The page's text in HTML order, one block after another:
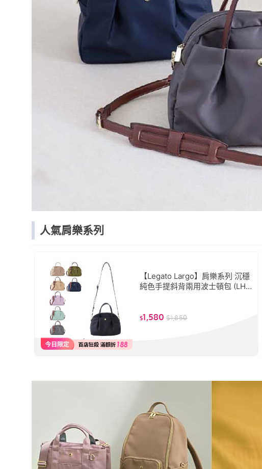
人氣肩樂系列
【Legato Largo】肩樂系列 沉穩
純色手提斜背兩用波士頓包 (LH-
$1,580 $1,850